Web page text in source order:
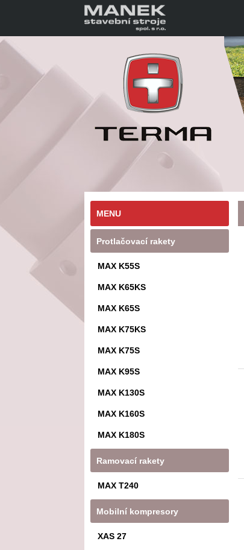
MENU
Protlačovací rakety
MAX K55S
MAX K65KS
MAX K65S
MAX K75KS
MAX K75S
MAX K95S
MAX K130S
MAX K160S
MAX K180S
Ramovací rakety
MAX T240
Mobilní kompresory
XAS 27